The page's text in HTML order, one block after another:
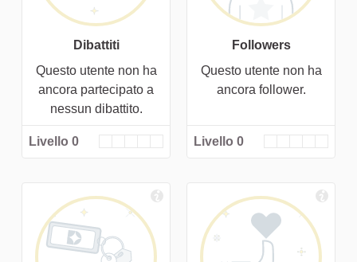
Dibattiti
Questo utente non ha
ancora partecipato a
nessun dibattito.
Livello 0
Followers
Questo utente non ha
ancora follower.
Livello 0